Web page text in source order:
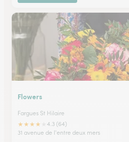
Flowers
Fargues St Hilaire
★★★★
4.3 (64)
31 avenue de l'entre deux mers